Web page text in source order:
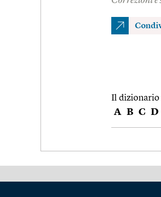
Il dizionario
A B C D